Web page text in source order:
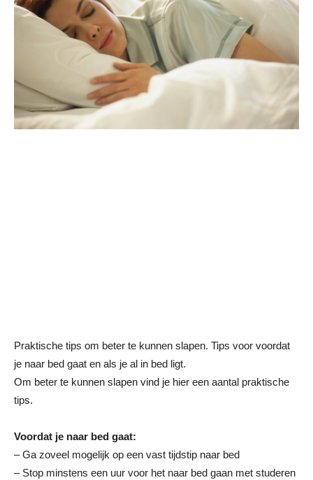
Praktische tips om beter te kunnen slapen. Tips voor voordat
je naar bed gaat en als je al in bed ligt.
Om beter te kunnen slapen vind je hier een aantal praktische
tips.
Voordat je naar bed gaat:
– Ga zoveel mogelijk op een vast tijdstip naar bed
– Stop minstens een uur voor het naar bed gaan met studeren